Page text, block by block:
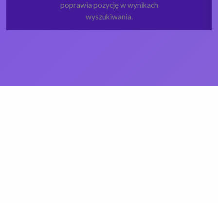
poprawia pozycję w wynikach
wyszukiwania.